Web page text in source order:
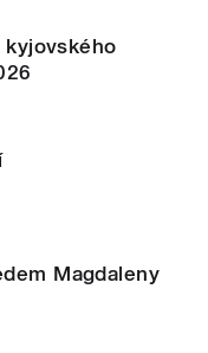
Magdaleny